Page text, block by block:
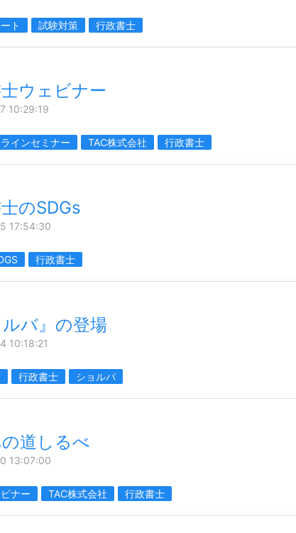
ト 試験対策 行政書士
ウェビナー
10:29:19
インセミナー TAC株式会社 行政書士
のSDGs
17:54:30
行政書士
ルバ』の登場
10:18:21
行政書士 ショルパ
道しるべ
13:07:00
ナー TAC株式会社 行政書士